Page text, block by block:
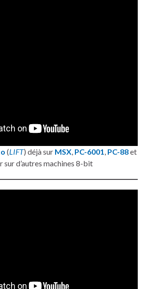
(LIFT) déjà sur MSX PC-6001 PC-88et
sur d’autres machines 8-bit